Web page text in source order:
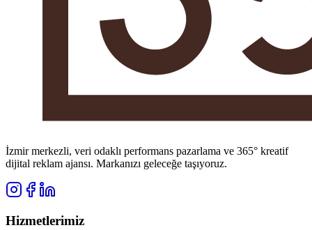
İzmir merkezli, veri odaklı performans pazarlama ve 365° kreatif
dijital reklam ajansı. Markanızı geleceğe taşıyoruz.
Hizmetlerimiz